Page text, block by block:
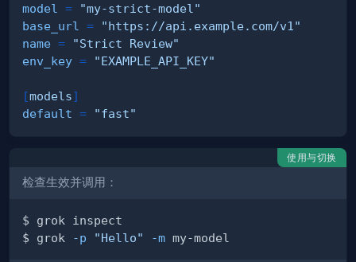
model
=
"my-strict-model"
base_url
=
"https://api.example.com/v1"
name =
"Strict Review"
env_key = "EXAMPLE_API_KEY"
[models]
default = "fast"
使用与切换
检查生效并调用：
$ grok
-p "Hello" -m